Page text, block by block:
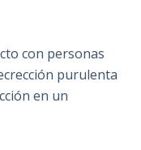
con personas
purulenta
en un